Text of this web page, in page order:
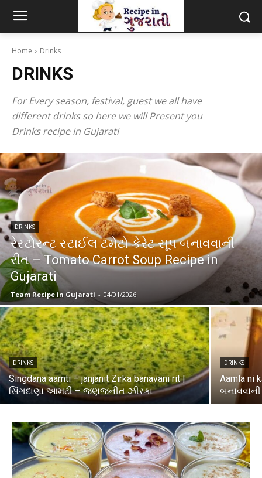
Home Drinks
DRINKS
For Every season, festival, guest we all have
different drinks so here we will Present you
Drinks recipe in Gujarati
DRINKS
રેસ્ટોરન્ટ સ્ટાઈલ ટમેટો કેરેટ સૂપ બનાવવાની
રીત – Tomato Carrot Soup Recipe in
Gujarati
Team Recipe in Gujarati - 04/01/2026
DRINKS
Singdana aamti – janjanit Zirka banavani rit |
સિંગદાણા આમટી – જણજનીત ઝીરકા
DRINKS
Aamla ni